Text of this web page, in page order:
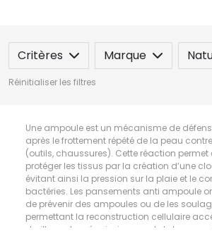
Critères Marque
Réinitialiser les filtres
Une ampoule est un mécanisme de
après le frottement répété de la peau
(outils, chaussures). Cette réaction
protéger les tissus par la création d’une
évitant ainsi la pression sur la plaie et le
bactéries. Les pansements anti ampoule
de prévenir des ampoules ou de les
permettant la reconstruction cellulaire
durillon est un épaississement de la peau